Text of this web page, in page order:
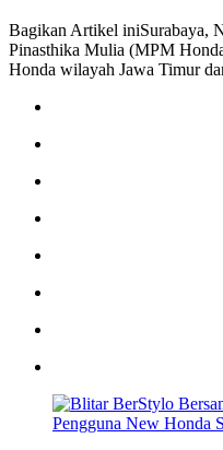
Bagikan Artikel iniSurabaya,
Pinasthika Mulia (MPM
Honda wilayah Jawa Timur